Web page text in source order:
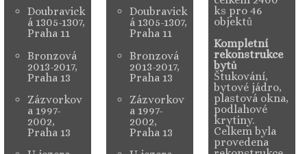
Doubravick
á 1305-1307,
Praha 11
Bronzová
2013-2017,
Praha 13
Zázvorkov
a 1997-
2002,
Praha 13
Doubravick
á 1305-1307,
Praha 11
Bronzová
2013-2017,
Praha 13
Zázvorkov
a 1997-
2002,
Praha 13
ks pro 46
objektů
Kompletní
rekonstrukce
Štukování,
bytové jádro,
plastová okna,
podlahové
krytiny.
Celkem byla
provedena